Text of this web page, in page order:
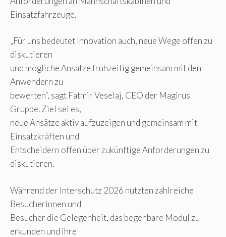
Einsatzfahrzeuge.
„Für uns bedeutet Innovation auch, neue Wege offen zu
diskutieren
und mögliche Ansätze frühzeitig gemeinsam mit den
Anwendern zu
bewerten“, sagt Fatmir Veselaj, CEO der Magirus
Gruppe. Ziel sei es,
neue Ansätze aktiv aufzuzeigen und gemeinsam mit
Einsatzkräften und
Entscheidern offen über zukünftige Anforderungen zu
diskutieren.
Während der Interschutz 2026 nutzten zahlreiche
Besucherinnen und
Besucher die Gelegenheit, das begehbare Modul zu
erkunden und ihre